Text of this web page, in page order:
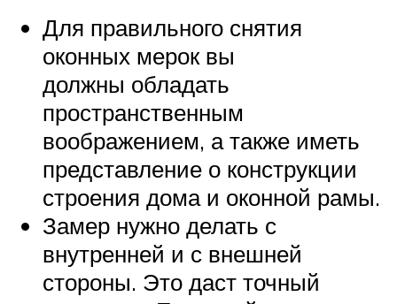
Для правильного снятия
оконных мерок вы
должны обладать
пространственным
воображением, а также иметь
представление о конструкции
строения дома и оконной рамы.
Замер нужно делать с
внутренней и с внешней
стороны. Это даст точный